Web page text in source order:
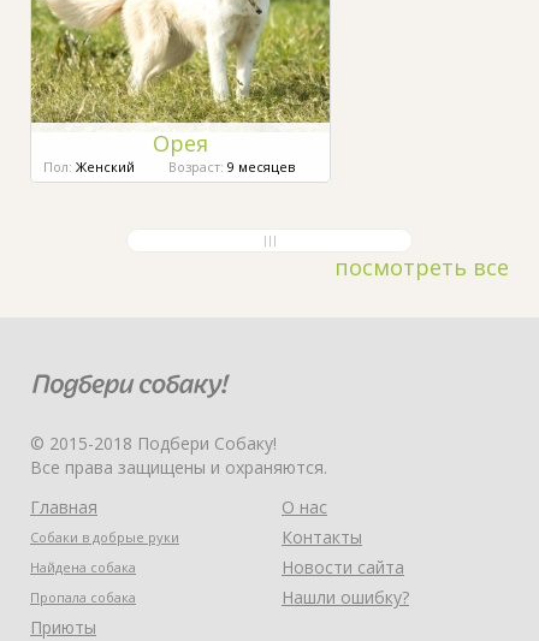
Орея
Пол: Женский Возраст: 9 месяцев
посмотреть все
© 2015-2018 Подбери Собаку!
Все права защищены и охраняются.
Главная
Собаки в добрые руки
Найдена собака
Пропала собака
Приюты
О нас
Контакты
Новости сайта
Нашли ошибку?